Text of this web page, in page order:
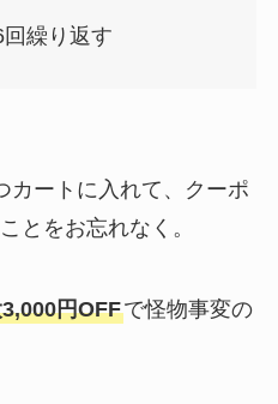
繰り返す
カートに入れて、クーポ
とをお忘れなく。
円OFFで怪物事変の